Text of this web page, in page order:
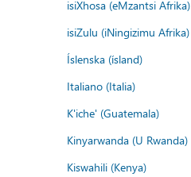
isiXhosa (eMzantsi Afrika)
isiZulu (iNingizimu Afrika)
Íslenska (ísland)
Italiano (Italia)
K'iche' (Guatemala)
Kinyarwanda (U Rwanda)
Kiswahili (Kenya)